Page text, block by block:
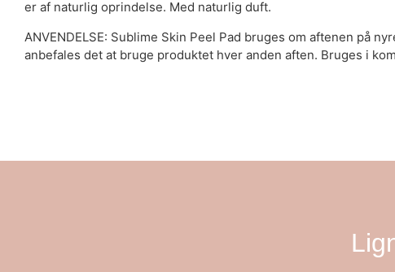
er af naturlig oprindelse. Med naturlig duft.
ANVENDELSE: Sublime Skin Peel Pad bruges om aftenen på
anbefales det at bruge produktet hver anden aften. Bruges i